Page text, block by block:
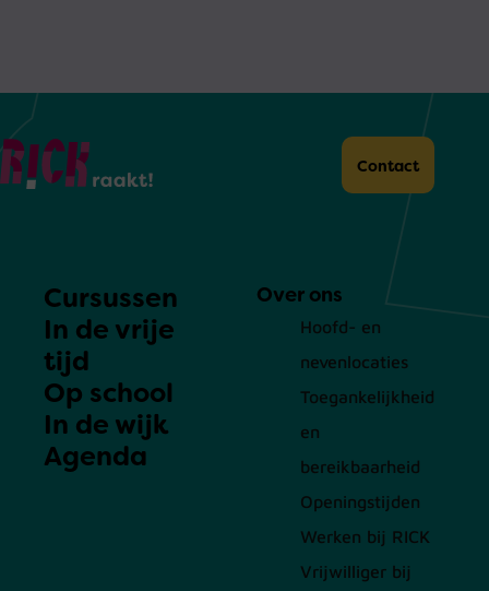
Contact
Cursussen
In de vrije
tijd
Op school
In de wijk
Agenda
Over ons
Hoofd- en
nevenlocaties
Toegankelijkheid
en
bereikbaarheid
Openingstijden
Werken bij RICK
Vrijwilliger bij